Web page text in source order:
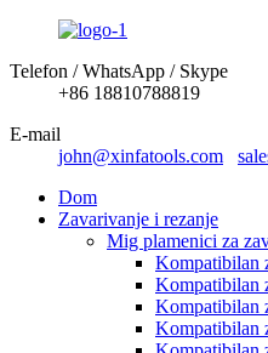
Telefon / WhatsApp / Skype
+86 18810788819
E-mail
john@xinfatools.com
Dom
Zavarivanje i rezanje
Mig plamenici za
Kompatibilan
Kompatibilan
Kompatibilan
Kompatibilan